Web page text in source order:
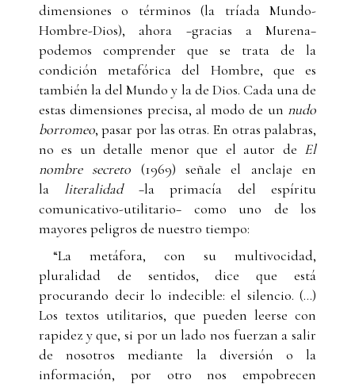
dimensiones o términos (la tríada Mundo-
Hombre-Dios), ahora −gracias a Murena−
podemos comprender que se trata de la
condición metafórica del Hombre, que es
también la del Mundo y la de Dios. Cada una de
estas dimensiones precisa, al modo de un nudo
borromeo, pasar por las otras. En otras palabras,
no es un detalle menor que el autor de El
nombre secreto (1969) señale el anclaje en
la literalidad−la primacía del espíritu
comunicativo-utilitario− como uno de los
mayores peligros de nuestro tiempo:
“La metáfora, con su multivocidad,
pluralidad de sentidos, dice que está
procurando decir lo indecible: el silencio. (…)
Los textos utilitarios, que pueden leerse con
rapidez y que, si por un lado nos fuerzan a salir
de nosotros mediante la diversión o la
información, por otro nos empobrecen